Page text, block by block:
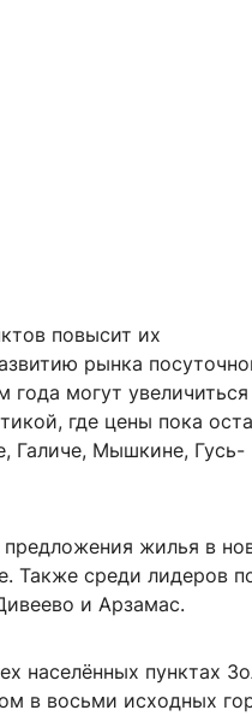
повысит их
рынка
могут увеличиться
где цены пока
Галиче, Мышкине, Гусь-
жилья в
Также среди лидеров
и Арзамас.
населённых пунктах
в восьми исходных